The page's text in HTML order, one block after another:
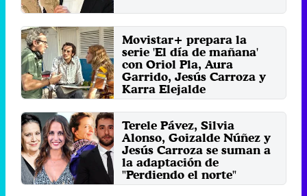
Movistar+ prepara la
serie 'El día de mañana'
con Oriol Pla, Aura
Garrido, Jesús Carroza y
Karra Elejalde
Lunes 29 Enero 2018 10:09
Terele Pávez, Silvia
Alonso, Goizalde Núñez y
Jesús Carroza se suman a
la adaptación de
"Perdiendo el norte"
Viernes 9 Octubre 2015 10:51